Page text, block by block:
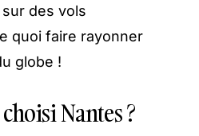
sur des vols
quoi faire rayonner
globe !
Nantes ?